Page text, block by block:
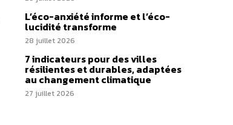
L’éco-anxiété informe et l’éco-
lucidité transforme
28 juillet 2026
7 indicateurs pour des villes
résilientes et durables, adaptées
au changement climatique
27 juillet 2026